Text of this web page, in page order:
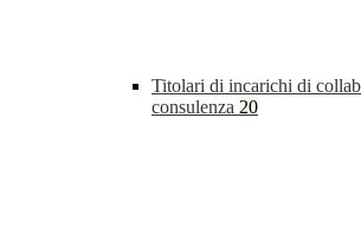
Titolari di incarichi di
consulenza 20